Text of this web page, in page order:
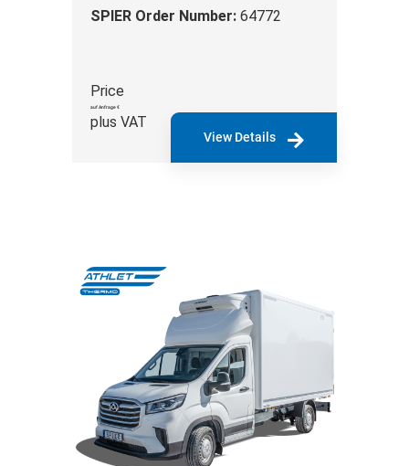
SPIER Order Number: 64772
Price
auf Anfrage €
plus VAT
View Details